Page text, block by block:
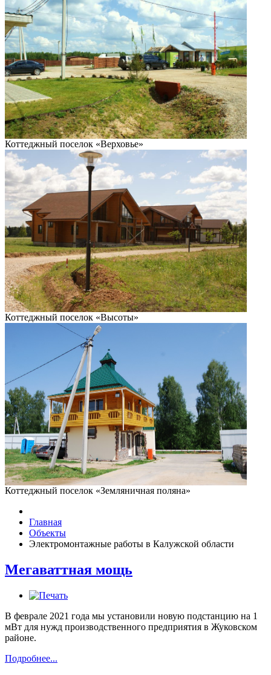
Коттеджный поселок «Верховье»
Коттеджный поселок «Высоты»
Коттеджный поселок «Земляничная поляна»
Главная
Объекты
Электромонтажные работы в Калужской области
Мегаваттная мощь
В феврале 2021 года мы установили новую подстанцию на 1
мВт для нужд производственного предприятия в Жуковском
районе.
Подробнее...